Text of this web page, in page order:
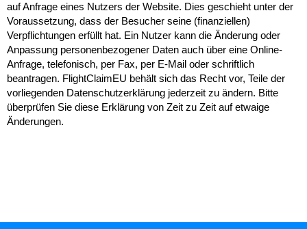
auf Anfrage eines Nutzers der Website. Dies geschieht unter der
Voraussetzung, dass der Besucher seine (finanziellen)
Verpflichtungen erfüllt hat. Ein Nutzer kann die Änderung oder
Anpassung personenbezogener Daten auch über eine Online-
Anfrage, telefonisch, per Fax, per E-Mail oder schriftlich
beantragen. FlightClaimEU behält sich das Recht vor, Teile der
vorliegenden Datenschutzerklärung jederzeit zu ändern. Bitte
überprüfen Sie diese Erklärung von Zeit zu Zeit auf etwaige
Änderungen.